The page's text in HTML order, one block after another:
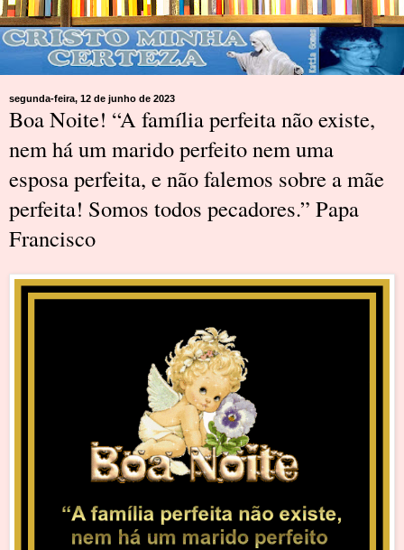
segunda-feira, 12 de junho de 2023
Boa Noite! “A família perfeita não existe,
nem há um marido perfeito nem uma
esposa perfeita, e não falemos sobre a mãe
perfeita! Somos todos pecadores.” Papa
Francisco